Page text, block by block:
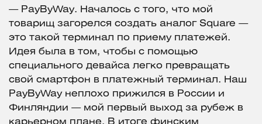
— PayByWay. Началось с того, что мой
товарищ загорелся создать аналог Square —
это такой терминал по приему платежей.
Идея была в том, чтобы с помощью
специального девайса легко превращать
свой смартфон в платежный терминал. Наш
PayByWay неплохо прижился в России и
Финляндии — мой первый выход за рубеж в
карьерном плане. В итоге финским